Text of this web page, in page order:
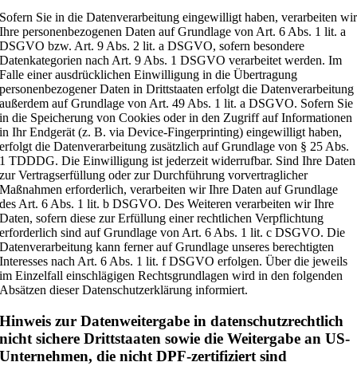
Sofern Sie in die Datenverarbeitung eingewilligt haben, verarbeiten wir
Ihre personenbezogenen Daten auf Grundlage von Art. 6 Abs. 1 lit. a
DSGVO bzw. Art. 9 Abs. 2 lit. a DSGVO, sofern besondere
Datenkategorien nach Art. 9 Abs. 1 DSGVO verarbeitet werden. Im
Falle einer ausdrücklichen Einwilligung in die Übertragung
personenbezogener Daten in Drittstaaten erfolgt die Datenverarbeitung
außerdem auf Grundlage von Art. 49 Abs. 1 lit. a DSGVO. Sofern Sie
in die Speicherung von Cookies oder in den Zugriff auf Informationen
in Ihr Endgerät (z. B. via Device-Fingerprinting) eingewilligt haben,
erfolgt die Datenverarbeitung zusätzlich auf Grundlage von § 25 Abs.
1 TDDDG. Die Einwilligung ist jederzeit widerrufbar. Sind Ihre Daten
zur Vertragserfüllung oder zur Durchführung vorvertraglicher
Maßnahmen erforderlich, verarbeiten wir Ihre Daten auf Grundlage
des Art. 6 Abs. 1 lit. b DSGVO. Des Weiteren verarbeiten wir Ihre
Daten, sofern diese zur Erfüllung einer rechtlichen Verpflichtung
erforderlich sind auf Grundlage von Art. 6 Abs. 1 lit. c DSGVO. Die
Datenverarbeitung kann ferner auf Grundlage unseres berechtigten
Interesses nach Art. 6 Abs. 1 lit. f DSGVO erfolgen. Über die jeweils
im Einzelfall einschlägigen Rechtsgrundlagen wird in den folgenden
Absätzen dieser Datenschutzerklärung informiert.
Hinweis zur Datenweitergabe in datenschutzrechtlich
nicht sichere Drittstaaten sowie die Weitergabe an US-
Unternehmen, die nicht DPF-zertifiziert sind